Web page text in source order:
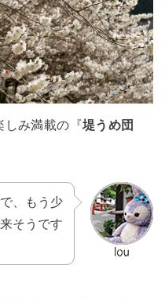
しみ満載の『堤うめ団
、もう少
そうです